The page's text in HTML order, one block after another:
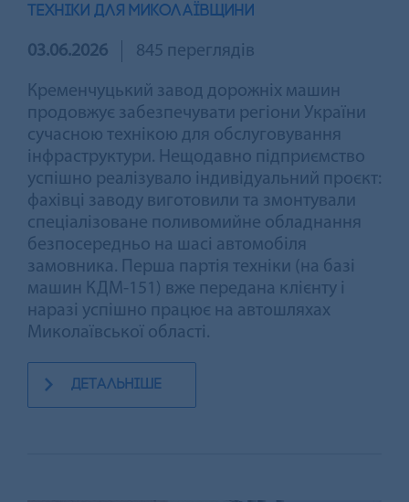
ТЕХНІКИ ДЛЯ МИКОЛАЇВЩИНИ
03.06.2026 845 переглядів
Кременчуцький завод дорожніх машин
продовжує забезпечувати регіони України
сучасною технікою для обслуговування
інфраструктури. Нещодавно підприємство
успішно реалізувало індивідуальний проєкт:
фахівці заводу виготовили та змонтували
спеціалізоване поливомийне обладнання
безпосередньо на шасі автомобіля
замовника. Перша партія техніки (на базі
машин КДМ-151) вже передана клієнту і
наразі успішно працює на автошляхах
Миколаївської області.
детальніше